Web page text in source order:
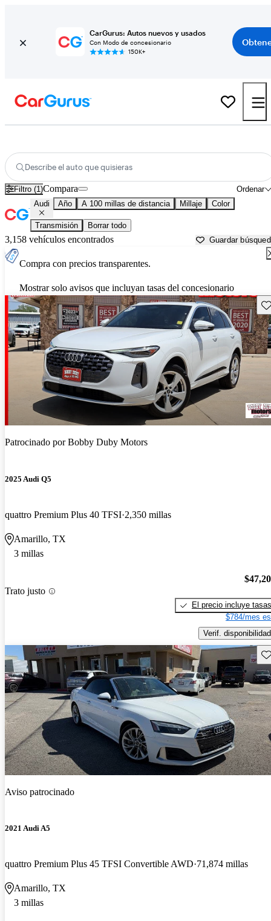
CarGurus: Autos nuevos y usados
Con Modo de concesionario
150K+
Describe el auto que quisieras
Filtro (1) Ordenar
Compara
Audi Año A 100 millas de distancia Millaje Color
Transmisión Borrar todo
3,158 vehículos encontrados Guardar
Compra con precios transparentes.
Mostrar solo avisos que incluyan tasas del concesionario
Patrocinado porBobby Duby Motors
2025 Audi Q5
quattro Premium Plus 40 TFSI 2,350 millas
Amarillo, TX
3 millas
Trato justo
El precio incluye tasas
$784/mes
Verif. disponibilidad
Aviso patrocinado
2021 Audi A5
quattro Premium Plus 45 TFSI Convertible AWD 71,874 millas
Amarillo, TX
3 millas